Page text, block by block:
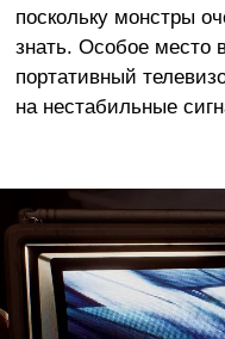
поскольку монстры
знать. Особое место
портативный
на нестабильные